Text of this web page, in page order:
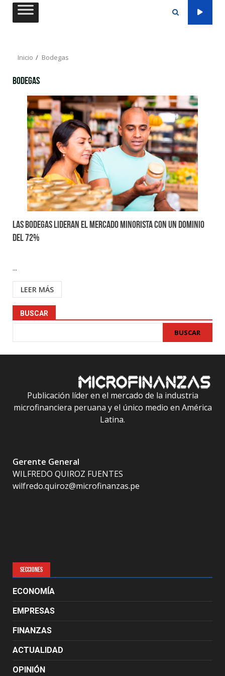
Saltar
Inicio Bodegas
Bodegas
Las bodegas lideran el mercado minorista con un dominio
del 72%
...
LEER MÁS
BUSCAR
BUSCAR
Publicación líder en el mercado de la industria
microfinanciera peruana y el único medio en América
Latina.
Gerente General
WILFREDO QUIROZ FUENTES
wilfredo.quiroz@microfinanzas.pe
SECCIONES
ECONOMÍA
EMPRESAS
FINANZAS
ACTUALIDAD
OPINIÓN